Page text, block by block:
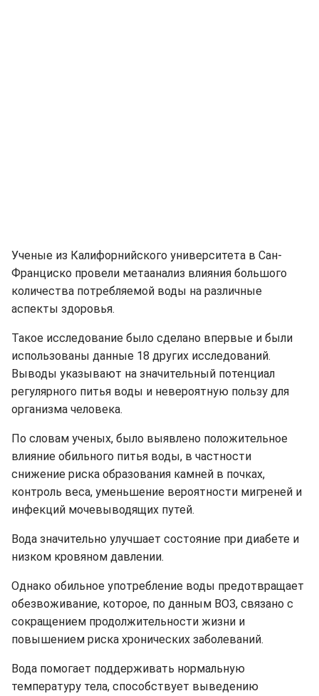
Ученые из Калифорнийского университета в Сан-
Франциско провели метаанализ влияния большого
количества потребляемой воды на различные
аспекты здоровья.
Такое исследование было сделано впервые и были
использованы данные 18 других исследований.
Выводы указывают на значительный потенциал
регулярного питья воды и невероятную пользу для
организма человека.
По словам ученых, было выявлено положительное
влияние обильного питья воды, в частности
снижение риска образования камней в почках,
контроль веса, уменьшение вероятности мигреней и
инфекций мочевыводящих путей.
Вода значительно улучшает состояние при диабете и
низком кровяном давлении.
Однако обильное употребление воды предотвращает
обезвоживание, которое, по данным ВОЗ, связано с
сокращением продолжительности жизни и
повышением риска хронических заболеваний.
Вода помогает поддерживать нормальную
температуру тела, способствует выведению